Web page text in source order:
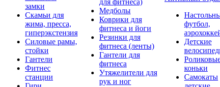
замки
Скамьи для
жима, пресса,
гиперэкстензия
Силовые рамы,
стойки
Гантели
Фитнес
станции
для фитнеса)
Медболы
Коврики для
фитнеса и йоги
Резинки для
фитнеса (ленты)
Гантели для
фитнеса
Утяжелители для
рук и ног
футбол,
Детские
коньки
Самокаты